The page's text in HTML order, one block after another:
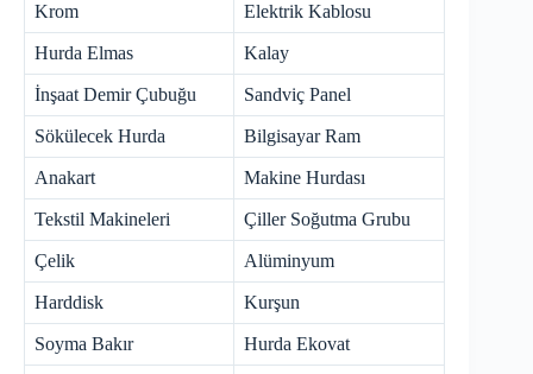
Krom Elektrik Kablosu
Hurda Elmas Kalay
İnşaat Demir Çubuğu Sandviç Panel
Sökülecek Hurda Bilgisayar Ram
Anakart Makine Hurdası
Tekstil Makineleri Çiller Soğutma Grubu
Çelik Alüminyum
Harddisk Kurşun
Soyma Bakır Hurda Ekovat